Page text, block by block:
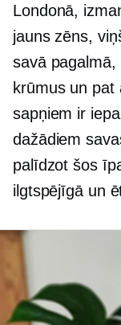
Londonā,
jauns zēns,
savā
krūmus un pat
sapņiem ir
dažādiem
palīdzot šos
ilgtspējīgā un